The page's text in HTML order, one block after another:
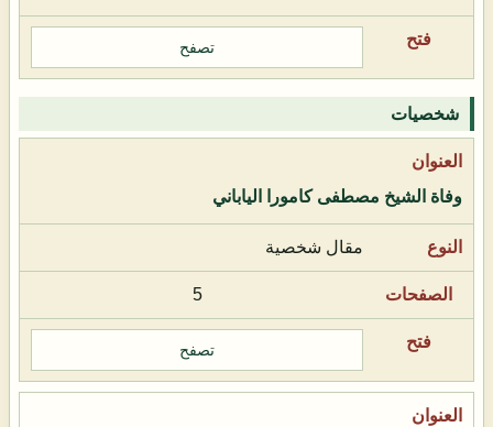
تصفح
شخصيات
وفاة الشيخ مصطفى كامورا الياباني
مقال شخصية
5
تصفح